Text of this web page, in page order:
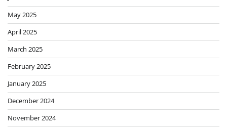
May 2025
April 2025
March 2025
February 2025
January 2025
December 2024
November 2024